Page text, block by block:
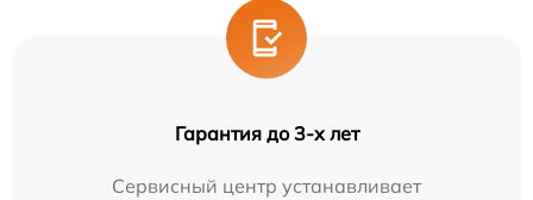
Гарантия до 3-х лет
Сервисный центр устанавливает